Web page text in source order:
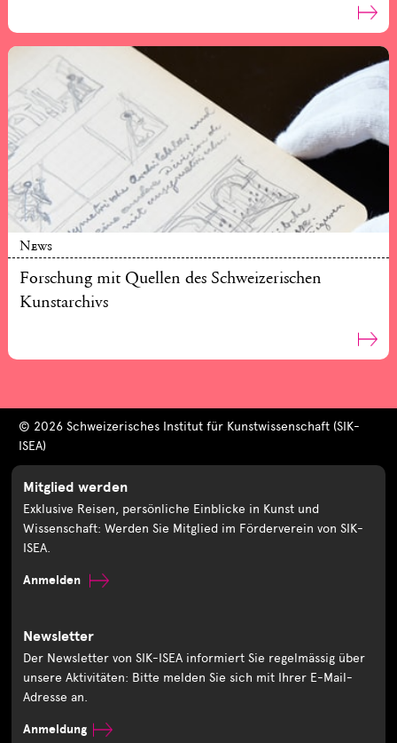
News
Forschung mit Quellen des Schweizerischen
Kunstarchivs
© 2026 Schweizerisches Institut für Kunstwissenschaft (SIK-
ISEA)
Mitglied werden
Exklusive Reisen, persönliche Einblicke in Kunst und
Wissenschaft: Werden Sie Mitglied im Förderverein von SIK-
ISEA.
Anmelden
Newsletter
Der Newsletter von SIK-ISEA informiert Sie regelmässig über
unsere Aktivitäten: Bitte melden Sie sich mit Ihrer E-Mail-
Adresse an.
Anmeldung